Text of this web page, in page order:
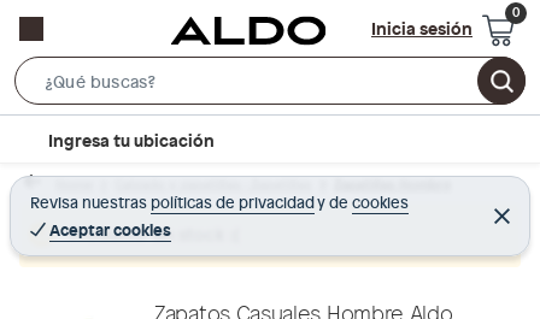
Inicia sesión
e
r
c
B
c
t
Ingresa tu ubicación
Revisa nuestras políticas de privacidadyde cookies
Aceptar cookies
C
e
r
Home Calzado y zapatillas - Zapatillas Zapatillas Hombre
Producto sin stock :(
Zapatos Casuales Hombre Aldo